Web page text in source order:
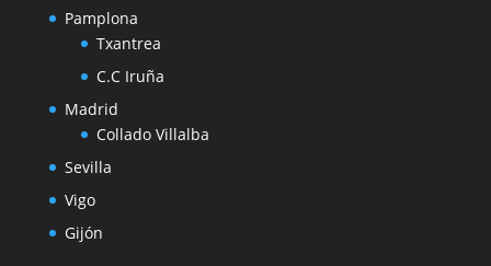
Pamplona
Txantrea
C.C Iruña
Madrid
Collado Villalba
Sevilla
Vigo
Gijón